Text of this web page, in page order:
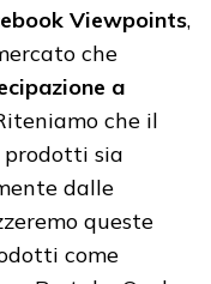
Viewpoints,
che
a
che il
prodotti sia
dalle
queste
come